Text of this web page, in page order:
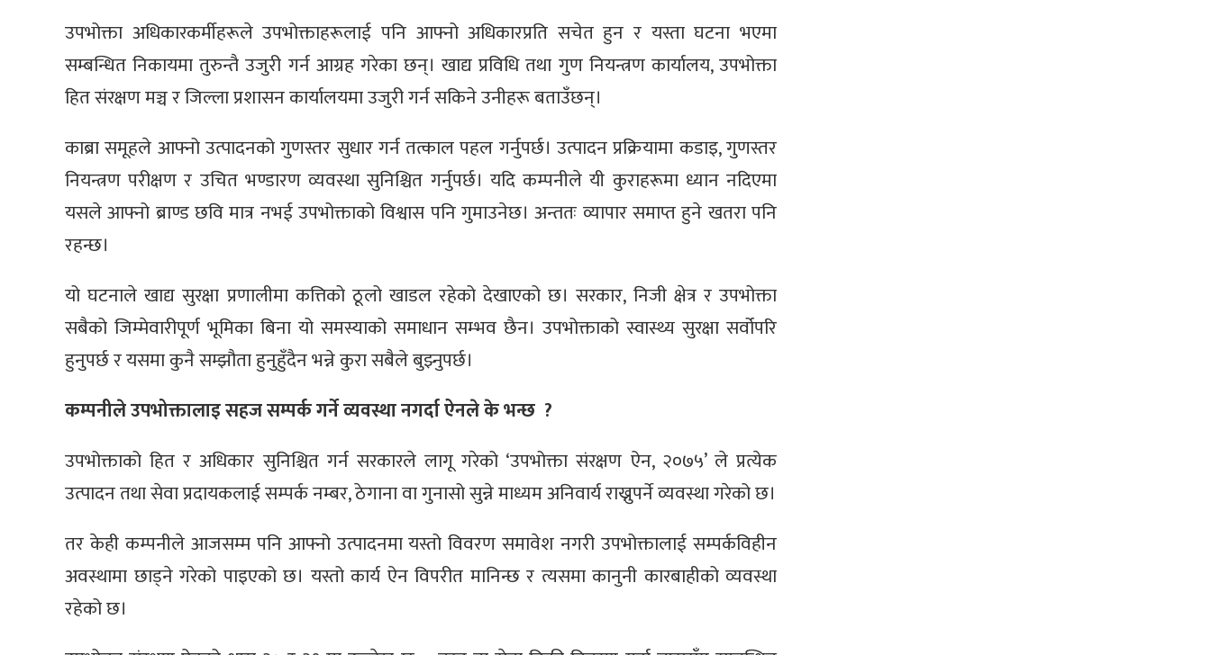
उपभोक्ता अधिकारकर्मीहरूले उपभोक्ताहरूलाई पनि आफ्नो अधिकारप्रति सचेत हुन र यस्ता घटना भएमा
सम्बन्धित निकायमा तुरुन्तै उजुरी गर्न आग्रह गरेका छन्। खाद्य प्रविधि तथा गुण नियन्त्रण कार्यालय, उपभोक्ता
हित संरक्षण मञ्च र जिल्ला प्रशासन कार्यालयमा उजुरी गर्न सकिने उनीहरू बताउँछन्।
काब्रा समूहले आफ्नो उत्पादनको गुणस्तर सुधार गर्न तत्काल पहल गर्नुपर्छ। उत्पादन प्रक्रियामा कडाइ, गुणस्तर
नियन्त्रण परीक्षण र उचित भण्डारण व्यवस्था सुनिश्चित गर्नुपर्छ। यदि कम्पनीले यी कुराहरूमा ध्यान नदिएमा
यसले आफ्नो ब्राण्ड छवि मात्र नभई उपभोक्ताको विश्वास पनि गुमाउनेछ। अन्ततः व्यापार समाप्त हुने खतरा पनि
रहन्छ।
यो घटनाले खाद्य सुरक्षा प्रणालीमा कत्तिको ठूलो खाडल रहेको देखाएको छ। सरकार, निजी क्षेत्र र उपभोक्ता
सबैको जिम्मेवारीपूर्ण भूमिका बिना यो समस्याको समाधान सम्भव छैन। उपभोक्ताको स्वास्थ्य सुरक्षा सर्वोपरि
हुनुपर्छ र यसमा कुनै सम्झौता हुनुहुँदैन भन्ने कुरा सबैले बुझ्नुपर्छ।
कम्पनीले उपभोक्तालाइ सहज सम्पर्क गर्ने व्यवस्था नगर्दा ऐनले के भन्छ ?
उपभोक्ताको हित र अधिकार सुनिश्चित गर्न सरकारले लागू गरेको ‘उपभोक्ता संरक्षण ऐन, २०७५’ ले प्रत्येक
उत्पादन तथा सेवा प्रदायकलाई सम्पर्क नम्बर, ठेगाना वा गुनासो सुन्ने माध्यम अनिवार्य राख्नुपर्ने व्यवस्था गरेको छ।
तर केही कम्पनीले आजसम्म पनि आफ्नो उत्पादनमा यस्तो विवरण समावेश नगरी उपभोक्तालाई सम्पर्कविहीन
अवस्थामा छाड्ने गरेको पाइएको छ। यस्तो कार्य ऐन विपरीत मानिन्छ र त्यसमा कानुनी कारबाहीको व्यवस्था
रहेको छ।